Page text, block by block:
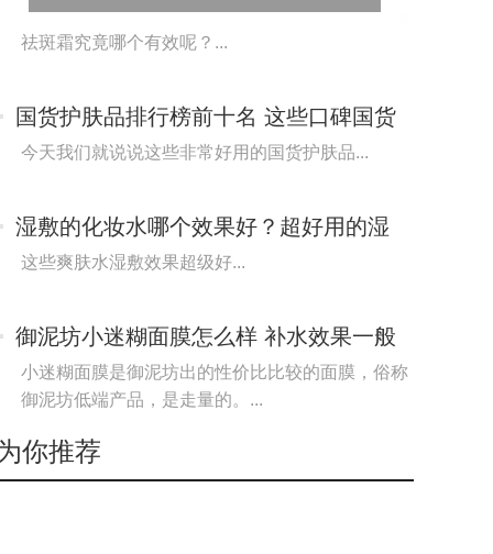
牌子好
祛斑霜究竟哪个有效呢？...
国货护肤品排行榜前十名 这些口碑国货
不输外国一
今天我们就说说这些非常好用的国货护肤品...
湿敷的化妆水哪个效果好？超好用的湿
敷爽肤水排行榜
这些爽肤水湿敷效果超级好...
御泥坊小迷糊面膜怎么样 补水效果一般
但是不含荧
小迷糊面膜是御泥坊出的性价比比较的面膜，俗称
御泥坊低端产品，是走量的。...
你推荐